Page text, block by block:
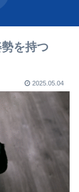
を持つ
2025.05.04